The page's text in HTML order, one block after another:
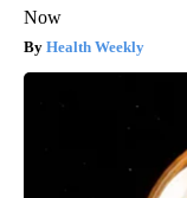
Now
Health Weekly